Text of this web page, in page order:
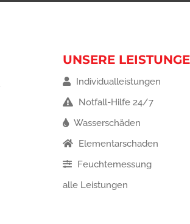
UNSERE
Individualleistungen
Notfall-Hilfe 24/7
Wasserschäden
Elementarschaden
Feuchtemessung
alle Leistungen